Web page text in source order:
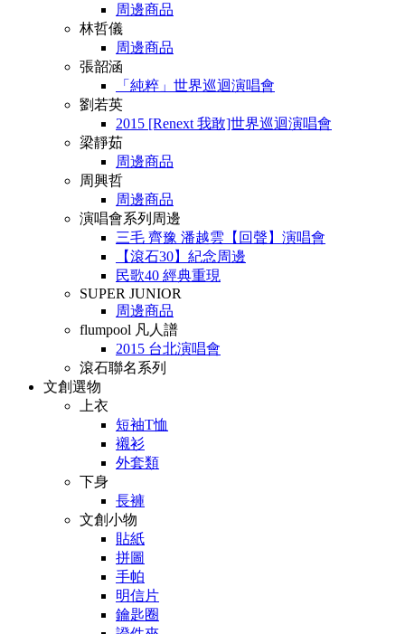
周邊商品
林哲儀
周邊商品
張韶涵
「純粹」世界巡迴演唱會
劉若英
2015 [Renext 我敢]世界巡迴演唱會
梁靜茹
周邊商品
周興哲
周邊商品
演唱會系列周邊
三毛 齊豫 潘越雲【回聲】演唱會
【滾石30】紀念周邊
民歌40 經典重現
SUPER JUNIOR
周邊商品
flumpool 凡人譜
2015 台北演唱會
滾石聯名系列
文創選物
上衣
短袖T恤
襯衫
外套類
下身
長褲
文創小物
貼紙
拼圖
手帕
明信片
鑰匙圈